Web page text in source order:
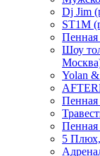
Dj Jim
ST1M
Пенная
Шоу
Yolan
Пенная
Пенная
5